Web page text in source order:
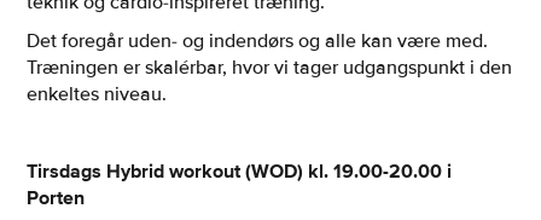
Det foregår uden- og indendørs og alle kan være med.
Træningen er skalérbar, hvor vi tager udgangspunkt i den
enkeltes niveau.
Tirsdags Hybrid workout (WOD) kl. 19.00-20.00 i
Porten